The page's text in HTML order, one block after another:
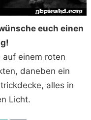
euch einen
auf einem roten
daneben ein
alles in
Licht.